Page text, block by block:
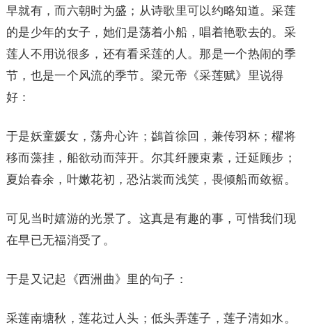
早就有，而六朝时为盛；从诗歌里可以约略知道。采莲
的是少年的女子，她们是荡着小船，唱着艳歌去的。采
莲人不用说很多，还有看采莲的人。那是一个热闹的季
节，也是一个风流的季节。梁元帝《采莲赋》里说得
好：
于是妖童媛女，荡舟心许；鷁首徐回，兼传羽杯；欋将
移而藻挂，船欲动而萍开。尔其纤腰束素，迁延顾步；
夏始春余，叶嫩花初，恐沾裳而浅笑，畏倾船而敛裾。
可见当时嬉游的光景了。这真是有趣的事，可惜我们现
在早已无福消受了。
于是又记起《西洲曲》里的句子：
采莲南塘秋，莲花过人头；低头弄莲子，莲子清如水。